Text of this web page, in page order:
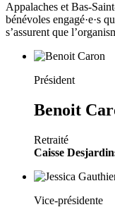
Appalaches et Bas-
bénévoles engagé·e·s
s’assurent que
Président
Benoit
Retraité
Caisse
Vice-présidente